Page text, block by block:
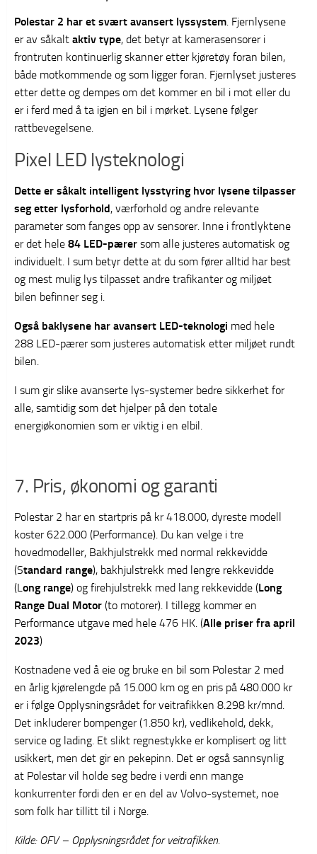
Polestar 2 har et svært avansert lyssystem . Fjernlysene
er av såkalt aktiv type, det betyr at kamerasensorer i
frontruten kontinuerlig skanner etter kjøretøy foran bilen,
både motkommende og som ligger foran. Fjernlyset justeres
etter dette og dempes om det kommer en bil i mot eller du
er i ferd med å ta igjen en bil i mørket. Lysene følger
rattbevegelsene.
Pixel LED lysteknologi
Dette er såkalt intelligent lysstyring hvor lysene tilpasser
seg etter lysforhold, værforhold og andre relevante
parameter som fanges opp av sensorer. Inne i frontlyktene
er det hele 84 LED-pærer som alle justeres automatisk og
individuelt. I sum betyr dette at du som fører alltid har best
og mest mulig lys tilpasset andre trafikanter og miljøet
bilen befinner seg i.
Også baklysene har avansert LED-teknologi med hele
288 LED-pærer som justeres automatisk etter miljøet rundt
bilen.
I sum gir slike avanserte lys-systemer bedre sikkerhet for
alle, samtidig som det hjelper på den totale
energiøkonomien som er viktig i en elbil.
7. Pris, økonomi og garanti
Polestar 2 har en startpris på kr 418.000, dyreste modell
koster 622.000 (Performance). Du kan velge i tre
hovedmodeller, Bakhjulstrekk med normal rekkevidde
(Standard range), bakhjulstrekk med lengre rekkevidde
(Long range) og firehjulstrekk med lang rekkevidde (Long
Range Dual Motor (to motorer). I tillegg kommer en
Performance utgave med hele 476 HK. (Alle priser fra april
2023)
Kostnadene ved å eie og bruke en bil som Polestar 2 med
en årlig kjørelengde på 15.000 km og en pris på 480.000 kr
er i følge Opplysningsrådet for veitrafikken 8.298 kr/mnd.
Det inkluderer bompenger (1.850 kr), vedlikehold, dekk,
service og lading. Et slikt regnestykke er komplisert og litt
usikkert, men det gir en pekepinn. Det er også sannsynlig
at Polestar vil holde seg bedre i verdi enn mange
konkurrenter fordi den er en del av Volvo-systemet, noe
som folk har tillitt til i Norge.
Kilde: OFV – Opplysningsrådet for veitrafikken.